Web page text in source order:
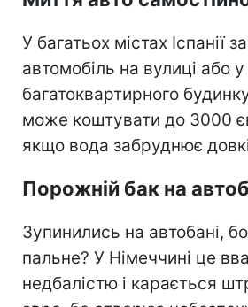
У багатьох містах Іспанії
автомобіль на вулиці або у
багатоквартирного
може коштувати до 3000
якщо вода забруднює
Порожній бак на
Зупинились на автобані,
пальне? У Німеччині це
недбалістю і карається